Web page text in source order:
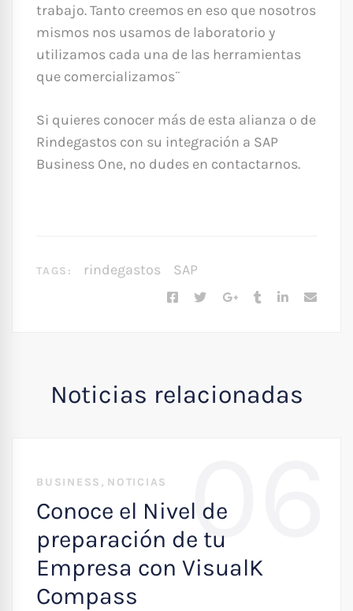
trabajo. Tanto creemos en eso que nosotros
mismos nos usamos de laboratorio y
utilizamos cada una de las herramientas
que comercializamos¨
Si quieres conocer más de esta alianza o de
Rindegastos con su integración a SAP
Business One, no dudes en contactarnos.
TAGS: rindegastos SAP
Noticias relacionadas
06
BUSINESS , NOTICIAS
Conoce el Nivel de
preparación de tu
Empresa con VisualK
Compass